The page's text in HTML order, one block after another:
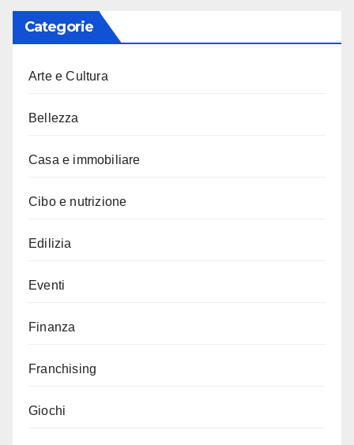
Categorie
Arte e Cultura
Bellezza
Casa e immobiliare
Cibo e nutrizione
Edilizia
Eventi
Finanza
Franchising
Giochi